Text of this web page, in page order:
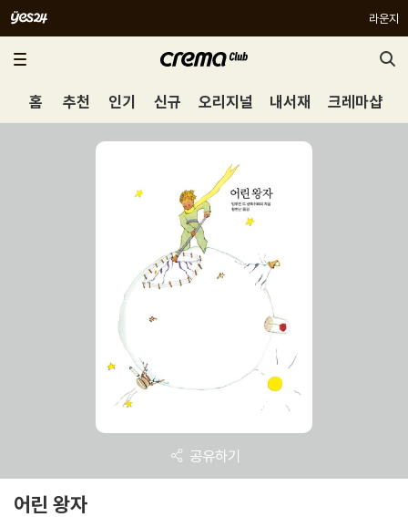
라운지
홈 추천 인기 신규 오리지널 내서재 크레마샵
공유하기
어린 왕자